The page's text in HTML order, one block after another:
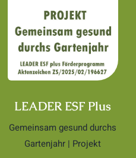
LEADER ESF Plus
Gemeinsam gesund durchs
Gartenjahr | Projekt